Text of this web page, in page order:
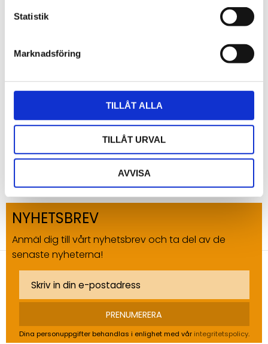
Statistik
Marknadsföring
TILLÅT ALLA
TILLÅT URVAL
AVVISA
Omdömen
Bli den första att lämna ett omdöme.
NYHETSBREV
Anmäl dig till vårt nyhetsbrev och ta del av de
senaste nyheterna!
PRENUMERERA
Dina personuppgifter behandlas i enlighet med vår integritetspolicy.